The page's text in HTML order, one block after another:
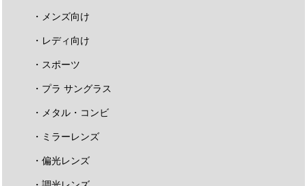
・メンズ向け
・レディ向け
・スポーツ
・プラ サングラス
・メタル・コンビ
・ミラーレンズ
・偏光レンズ